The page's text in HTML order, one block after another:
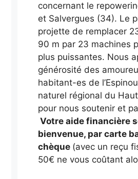
concernant le
et Salvergues (34). Le
projette de remplacer
90 m par 23 machines
plus puissantes. Nous
générosité des
habitant-es de
naturel régional du
pour nous soutenir et
Votre aide financière
bienvenue, par carte
chèque (avec un reçu
50€ ne vous coûtant